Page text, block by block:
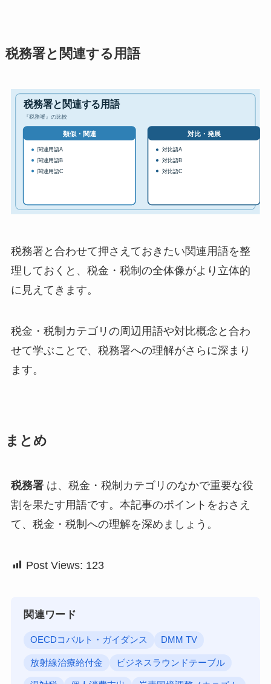
税務署と関連する用語
税務署と合わせて押さえておきたい関連用語を整
理しておくと、税金・税制の全体像がより立体的
に見えてきます。
税金・税制カテゴリの周辺用語や対比概念と合わ
せて学ぶことで、税務署への理解がさらに深まり
ます。
まとめ
税務署は、税金・税制カテゴリのなかで重要な役
割を果たす用語です。本記事のポイントをおさえ
て、税金・税制への理解を深めましょう。
Post Views: 123
関連ワード
OECDコバルト・ガイダンス DMM TV
放射線治療給付金 ビジネスラウンドテーブル